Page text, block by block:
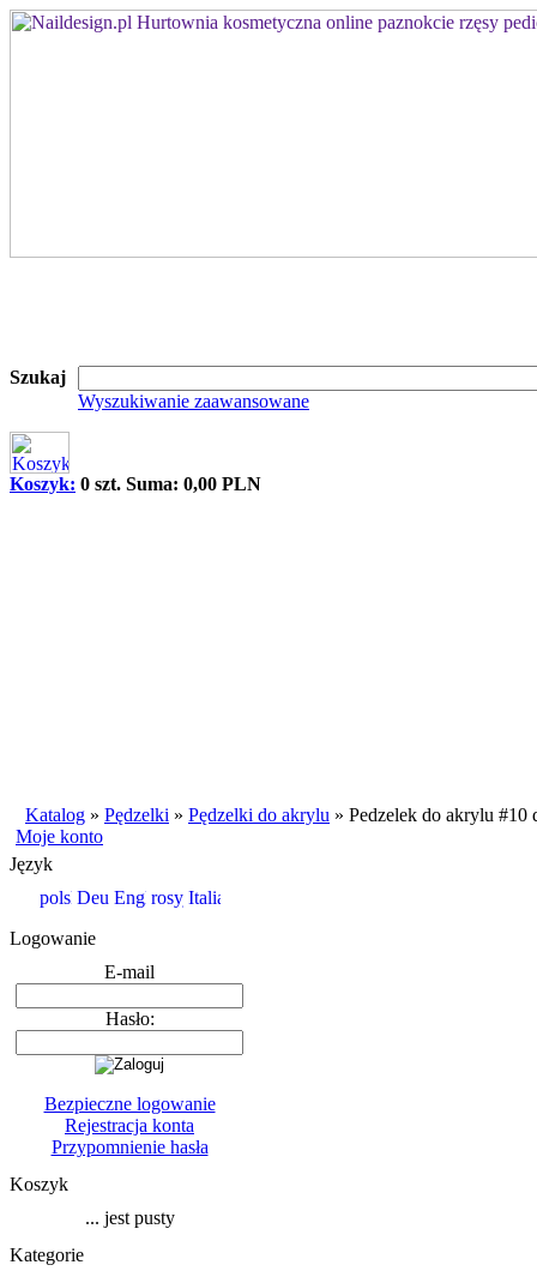
Szukaj
Wyszukiwanie zaawansowane
Koszyk: 0 szt. Suma: 0,00 PLN
Katalog » Pędzelki » Pędzelki do akrylu » Pedzelek do akrylu #10
Moje konto
Język
Logowanie
E-mail
Hasło:
Bezpieczne logowanie
Rejestracja konta
Przypomnienie hasła
Koszyk
... jest pusty
Kategorie